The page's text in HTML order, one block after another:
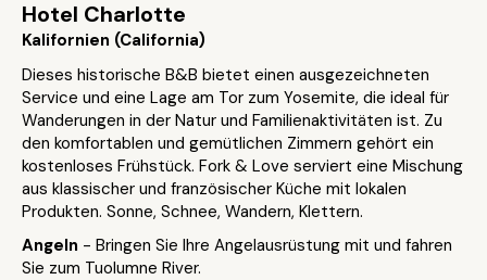
Hotel Charlotte
Kalifornien (California)
Dieses historische B&B bietet einen ausgezeichneten
Service und eine Lage am Tor zum Yosemite, die ideal für
Wanderungen in der Natur und Familienaktivitäten ist. Zu
den komfortablen und gemütlichen Zimmern gehört ein
kostenloses Frühstück. Fork & Love serviert eine Mischung
aus klassischer und französischer Küche mit lokalen
Produkten. Sonne, Schnee, Wandern, Klettern.
Angeln - Bringen Sie Ihre Angelausrüstung mit und fahren
Sie zum Tuolumne River.